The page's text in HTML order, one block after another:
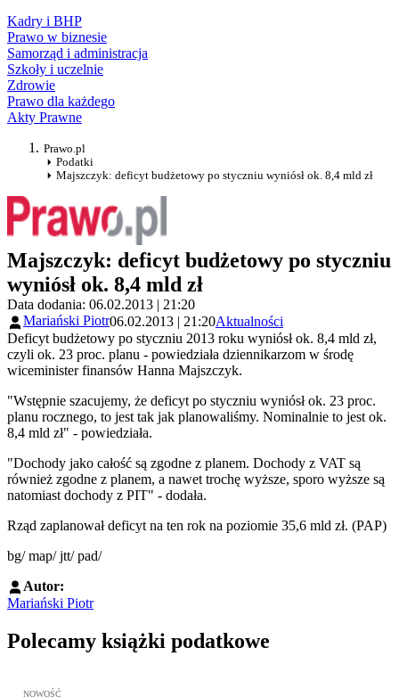
Kadry i BHP
Prawo w biznesie
Samorząd i administracja
Szkoły i uczelnie
Zdrowie
Prawo dla każdego
Akty Prawne
Prawo.pl
Podatki
Majszczyk: deficyt budżetowy po styczniu wyniósł ok. 8,4 mld zł
Majszczyk: deficyt budżetowy po styczniu
wyniósł ok. 8,4 mld zł
Data dodania: 06.02.2013 | 21:20
Mariański Piotr06.02.2013 | 21:20Aktualności
Deficyt budżetowy po styczniu 2013 roku wyniósł ok. 8,4 mld zł,
czyli ok. 23 proc. planu - powiedziała dziennikarzom w środę
wiceminister finansów Hanna Majszczyk.
"Wstępnie szacujemy, że deficyt po styczniu wyniósł ok. 23 proc.
planu rocznego, to jest tak jak planowaliśmy. Nominalnie to jest ok.
8,4 mld zł" - powiedziała.
"Dochody jako całość są zgodne z planem. Dochody z VAT są
również zgodne z planem, a nawet trochę wyższe, sporo wyższe są
natomiast dochody z PIT" - dodała.
Rząd zaplanował deficyt na ten rok na poziomie 35,6 mld zł. (PAP)
bg/ map/ jtt/ pad/
Autor:
Mariański Piotr
Polecamy książki podatkowe
Przejdź do: JPK_VAT krok po kroku ebook, Patrycja Kubiesa -
NOWOŚĆ